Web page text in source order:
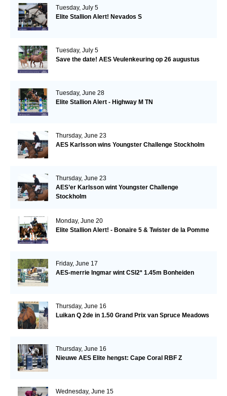
Tuesday, July 5
Elite Stallion Alert! Nevados S
Tuesday, July 5
Save the date! AES Veulenkeuring op 26 augustus
Tuesday, June 28
Elite Stallion Alert - Highway M TN
Thursday, June 23
AES Karlsson wins Youngster Challenge Stockholm
Thursday, June 23
AES’er Karlsson wint Youngster Challenge
Stockholm
Monday, June 20
Elite Stallion Alert! - Bonaire 5 & Twister de la Pomme
Friday, June 17
AES-merrie Ingmar wint CSI2* 1.45m Bonheiden
Thursday, June 16
Luikan Q 2de in 1.50 Grand Prix van Spruce Meadows
Thursday, June 16
Nieuwe AES Elite hengst: Cape Coral RBF Z
Wednesday, June 15